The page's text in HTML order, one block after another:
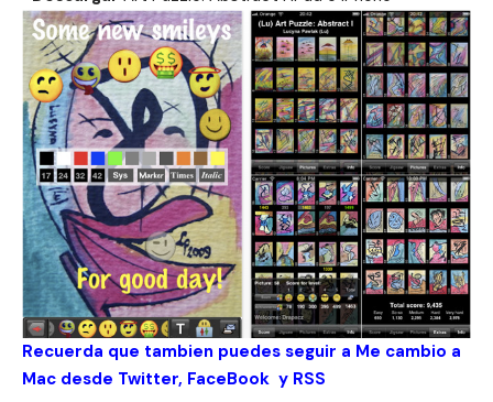
Recuerda que tambien puedes seguir a Me cambio a
Mac desde Twitter, FaceBook y RSS